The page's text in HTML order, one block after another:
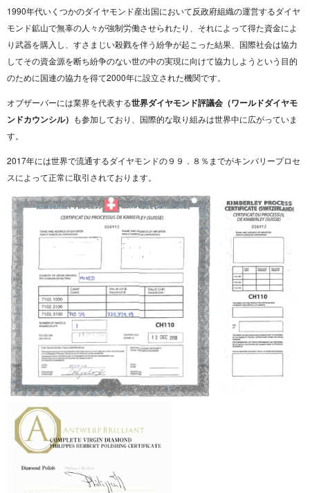
1990年代いくつかのダイヤモンド産出国において反政府組織の運営するダイヤ
モンド鉱山で無辜の人々が強制労働させられたり、それによって得た資金によ
り武器を購入し、すさまじい殺戮を伴う紛争が起こった結果、国際社会は協力
してその資金源を断ち紛争のない世の中の実現に向けて協力しようという目的
のために国連の協力を得て2000年に設立された機関です。
オブザーバーには業界を代表する世界ダイヤモンド評議会（ワールドダイヤモ
ンドカウンシル） も参加しており、国際的な取り組みは世界中に広がっていま
す。
2017年には世界で流通するダイヤモンドの９９．８％までがキンバリープロセ
スによって正常に取引されております。